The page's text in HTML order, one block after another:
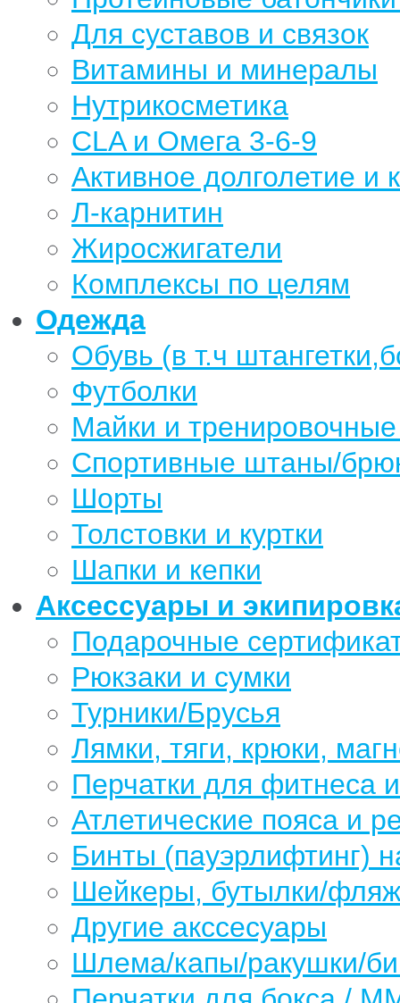
Для суставов и связок
Витамины и минералы
Нутрикосметика
CLA и Омега 3-6-9
Активное долголетие и
Л-карнитин
Жиросжигатели
Комплексы по целям
Одежда
Обувь (в т.ч
Футболки
Майки и
Спортивные штаны/
Шорты
Толстовки и куртки
Шапки и кепки
Аксессуары и
Подарочные
Рюкзаки и сумки
Турники/Брусья
Лямки, тяги, крюки,
Перчатки для фитнеса
Атлетические пояса и
Бинты (пауэрлифтинг)
Шейкеры, бутылки/
Другие акссесуары
Шлема/капы/ракушки/